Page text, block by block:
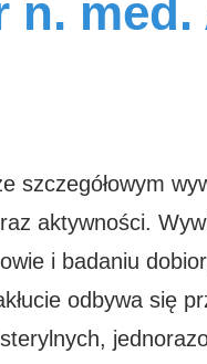
n.
szczegółowym
aktywności.
i badaniu
odbywa się